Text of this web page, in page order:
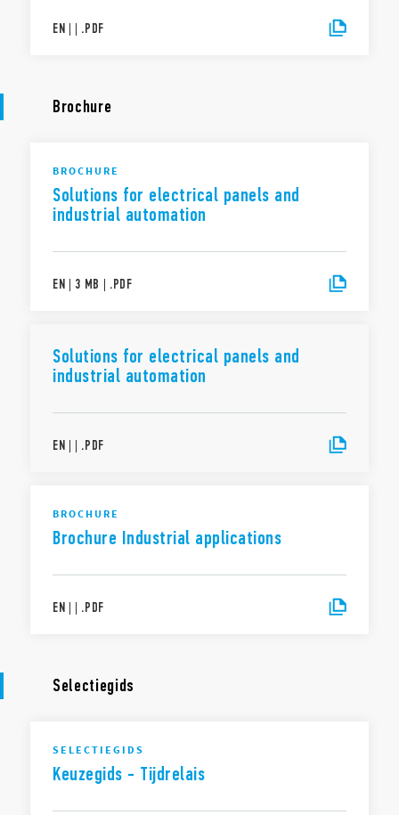
EN | | .PDF
Brochure
BROCHURE
Solutions for electrical panels and
industrial automation
EN | 3 MB | .PDF
Solutions for electrical panels and
industrial automation
EN | | .PDF
BROCHURE
Brochure Industrial applications
EN | | .PDF
Selectiegids
SELECTIEGIDS
Keuzegids - Tijdrelais